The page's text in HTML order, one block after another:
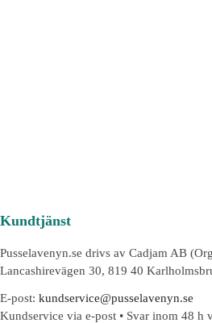
Kundtjänst
Pusselavenyn.se drivs av Cadjam AB
Lancashirevägen 30, 819 40
E-post: kundservice@pusselavenyn.se
Kundservice via e-post • Svar inom 48 h